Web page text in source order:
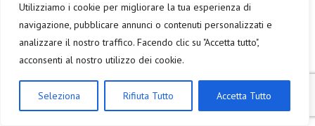
Utilizziamo i cookie per migliorare la tua esperienza di
navigazione, pubblicare annunci o contenuti personalizzati e
analizzare il nostro traffico. Facendo clic su "Accetta tutto",
acconsenti al nostro utilizzo dei cookie.
Seleziona Rifiuta Tutto Accetta Tutto
racchiuso dentro solide mura sorvegliate da diversi bastioni; ma
poco prima di entrare li mi aspetta la bella Cattedrale Ortodossa
che mi fa capire di voler essere fotografata; decido poi di entrare:
spingo il portone di ingresso e cerco di fare meno rumore
possibile perchè è già in corso una delle tante funzioni religiose
dalla giornata. Ma esco dopo poco; sono troppo osservato da chi di